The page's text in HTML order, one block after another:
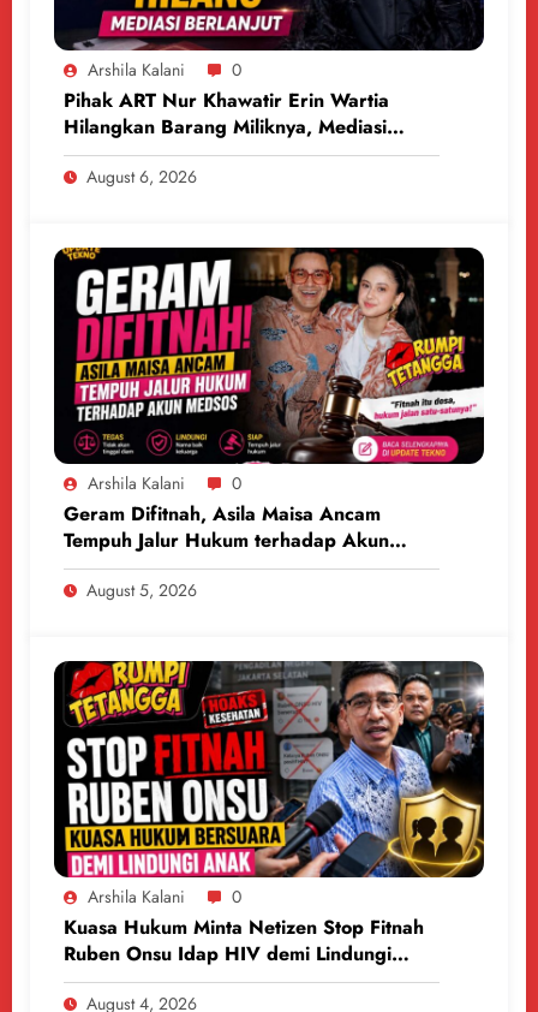
Arshila Kalani 0
Pihak ART Nur Khawatir Erin Wartia
Hilangkan Barang Miliknya, Mediasi
Berlanjut
August 6, 2026
Arshila Kalani 0
Geram Difitnah, Asila Maisa Ancam
Tempuh Jalur Hukum terhadap Akun
Medsos
August 5, 2026
Arshila Kalani 0
Kuasa Hukum Minta Netizen Stop Fitnah
Ruben Onsu Idap HIV demi Lindungi
Anak
August 4, 2026